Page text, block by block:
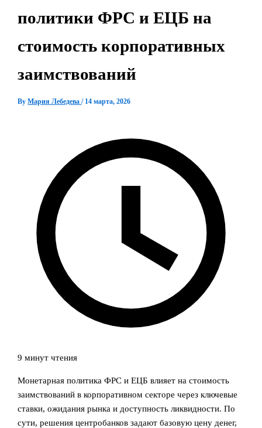
политики ФРС и ЕЦБ на
стоимость корпоративных
заимствований
ByМария Лебедева/ 14 марта, 2026
9 минут чтения
Монетарная политика ФРС и ЕЦБ влияет на стоимость
заимствований в корпоративном секторе через ключевые
ставки, ожидания рынка и доступность ликвидности. По
сути, решения центробанков задают базовую цену денег,